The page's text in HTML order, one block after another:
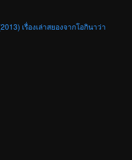
เรื่องเล่าสยองจากโอกินาว่า